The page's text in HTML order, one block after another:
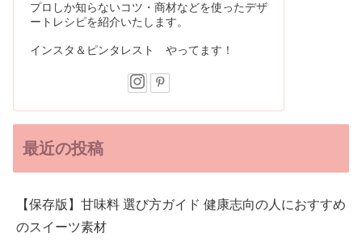
プロしか知らないコツ・商材などを使ったデザ
ートレシピを紹介いたします。
インスタ＆ピンタレスト やってます！
最近の投稿
【保存版】甘味料 選び方ガイド 健康志向の人におすすめ
のスイーツ素材